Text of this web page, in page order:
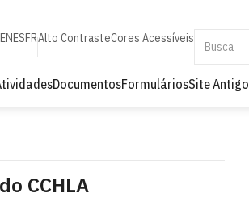
ENESFRAlto ContrasteCores Acessíveis
DocumentosFormuláriosSite Antigo
CCHLA